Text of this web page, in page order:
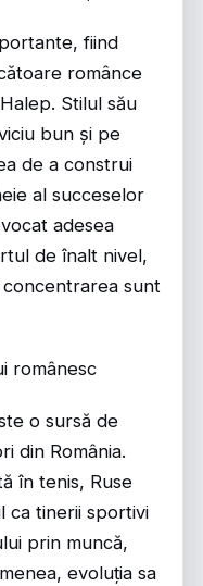
fiind
românce
Stilul său
bun și pe
de a construi
al succeselor
adesea
de înalt nivel,
sunt
românesc
o sursă de
din România.
în tenis, Ruse
ca tinerii sportivi
prin muncă,
evoluția sa